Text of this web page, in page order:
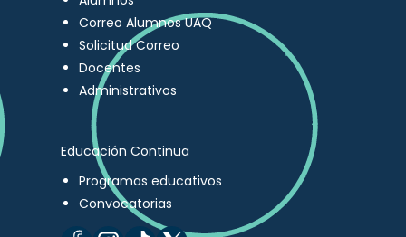
Correo Alumnos UAQ
Solicitud Correo
Docentes
Administrativos
Educación Continua
Programas educativos
Convocatorias